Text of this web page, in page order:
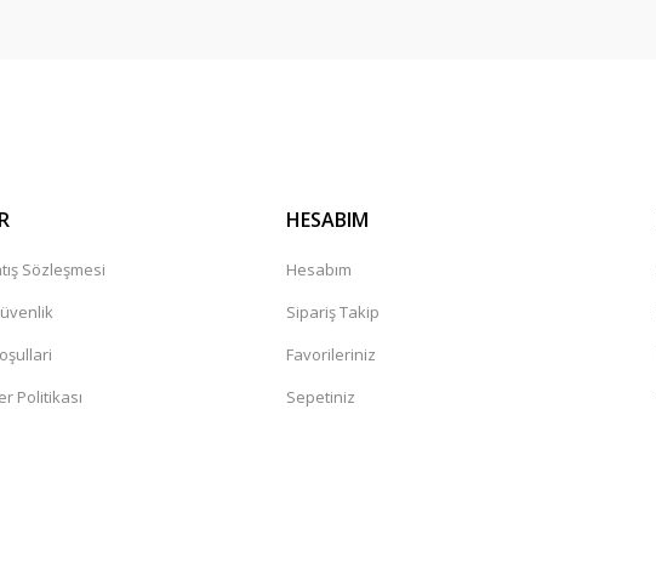
Sözleşmesi
Politikası
HESABIM
Hesabım
Sipariş Takip
Favorileriniz
Sepetiniz